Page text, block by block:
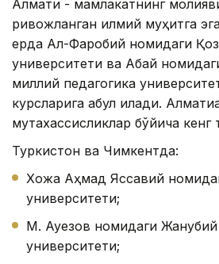
Алмати - мамлакатнинг
ривожланган илмий муҳитга
ерда Ал-Фаробий номидаги
университети ва Абай
миллий педагогика
курсларига қабул қилади.
мутахассисликлар бўйича
Туркистон ва Чимкентда:
Хожа Аҳмад Яссавий номидаги
университети;
М. Ауезов номидаги Жанубий
университети;